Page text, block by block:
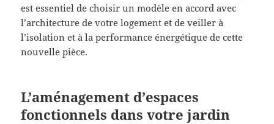
est essentiel de choisir un modèle en accord avec
l’architecture de votre logement et de veiller à
l’isolation et à la performance énergétique de cette
nouvelle pièce.
L’aménagement d’espaces
fonctionnels dans votre jardin